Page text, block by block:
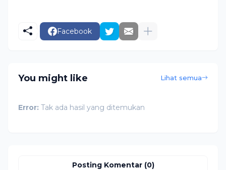
Facebook
You might like Lihat semua
Error: Tak ada hasil yang ditemukan
Posting Komentar (0)